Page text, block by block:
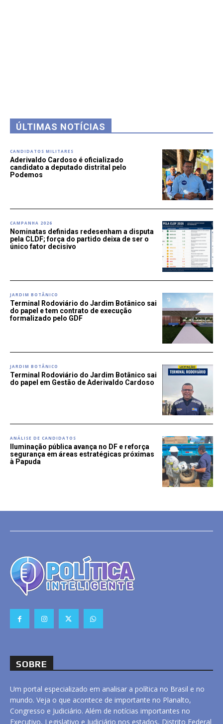
ÚLTIMAS NOTÍCIAS
CANDIDATOS MILITARES
Aderivaldo Cardoso é oficializado
candidato a deputado distrital pelo
Podemos
CAMPANHA 2026
Nominatas definidas redesenham a disputa
pela CLDF; força do partido deixa de ser o
único fator decisivo
JARDIM BOTÂNICO
Terminal Rodoviário do Jardim Botânico sai
do papel e tem contrato de execução
formalizado pelo GDF
JARDIM BOTÂNICO
Terminal Rodoviário do Jardim Botânico sai
do papel em Gestão de Aderivaldo Cardoso
ANÁLISE DE CANDIDATOS
Iluminação pública avança no DF e reforça
segurança em áreas estratégicas próximas
à Papuda
SOBRE
Um portal especializado em analisar a política no Brasil e no
mundo. Veja o que acontece de importante no Planalto,
Congresso e Judiciário. Além de notícias importantes no
Executivo, Legislativo e Judiciário nos estados, Distrito Federal